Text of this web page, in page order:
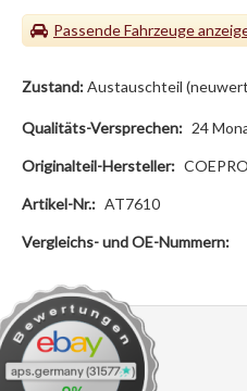
Passende Fahrzeuge
Zustand:Austauschteil
Qualitäts-Versprechen: 24
Originalteil-Hersteller: COEPRO
Artikel-Nr.: AT7610
Vergleichs- und OE-Nummern: